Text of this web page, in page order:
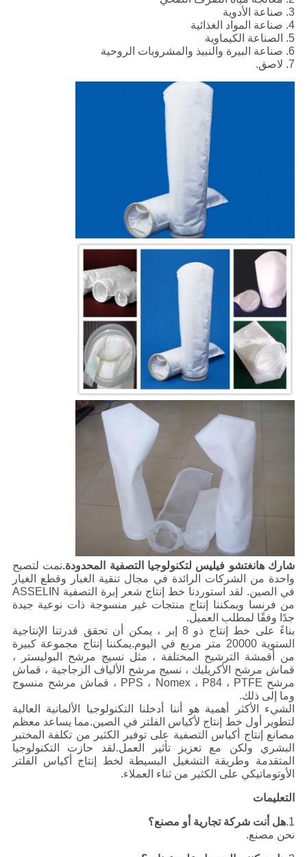
3. صناعة الأدوية
4. صناعة المواد الغذائية
5. الصناعة الكيماوية
6. صناعة البيرة والنبيذ والمشروبات الروحية
7. لاصق.
شارك هانغتشو فيليس لتكنولوجيا التصفية المحدودة.نمت لتصبح
واحدة من الشركات الرائدة في مجال تنقية الغبار وقطع الغيار
في الصين. لقد استوردنا خط إنتاج شعر إبرة التصفية ASSELIN
من فرنسا ويمكننا إنتاج منتجات غير منسوجة ذات نوعية جيدة
جدًا وفقًا لمطلب العميل.
بناءً على خط إنتاج ذو 8 إبر ، يمكن أن تحقق قدرتنا الإنتاجية
السنوية 20000 متر مربع في اليوم.يمكننا إنتاج مجموعة كبيرة
من أقمشة الترشيح المختلفة ، مثل نسيج مرشح البوليستر ،
قماش مرشح الأكريليك ، نسيج مرشح الألياف الزجاجية ، قماش
مرشح PPS ، Nomex ، P84 ، PTFE ، قماش مرشح منسوج
وما إلى ذلك.
الشيء الأكثر أهمية هو أننا أدخلنا التكنولوجيا الألمانية العالية
لتطوير أول خط إنتاج لأكياس الفلتر في الصين.مما يساعد معظم
مصانع إنتاج أكياس التصفية على توفير الكثير من تكلفة المختبر
البشري ولكن مع تعزيز تأثير العمل.لقد حازت التكنولوجيا
المتقدمة وطريقة التشغيل البسيطة لخط إنتاج أكياس الفلتر
الأوتوماتيكي على الكثير من ثناء العملاء.
التعليمات
1. هل أنت شركة تجارية أو مصنع؟
نحن مصنع.